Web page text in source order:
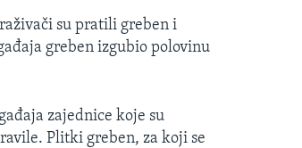
su pratili greben i
greben izgubio polovinu
zajednice koje su
Plitki greben, za koji se